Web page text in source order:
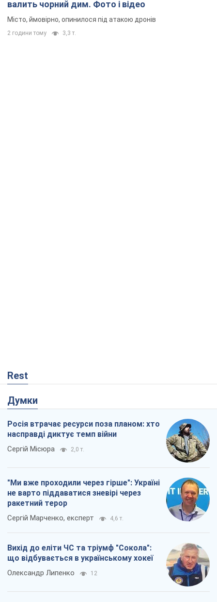
валить чорний дим. Фото і відео
Місто, ймовірно, опинилося під атакою дронів
2 години тому 3,3 т.
Rest
Думки
Росія втрачає ресурси поза планом: хто
насправді диктує темп війни
Сергій Місюра 2,0 т.
"Ми вже проходили через гірше": Україні
не варто піддаватися зневірі через
ракетний терор
Сергій Марченко, експерт 4,6 т.
Вихід до еліти ЧС та тріумф "Сокола":
що відбувається в українському хокеї
Олександр Липенко 12